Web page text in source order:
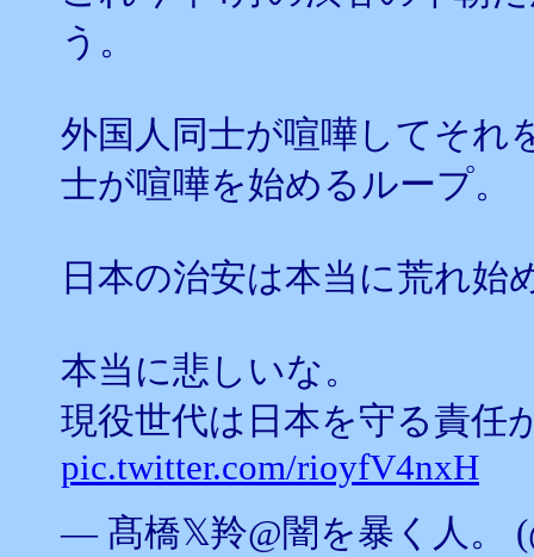
う。
外国人同士が喧嘩してそれ
士が喧嘩を始めるループ。
日本の治安は本当に荒れ始
本当に悲しいな。
現役世代は日本を守る責任
pic.twitter.com/rioyfV4nxH
— 髙橋𝕏羚@闇を暴く人。